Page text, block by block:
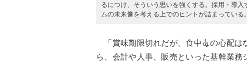
るにつけ、そういう思いを強くする。採用・導
ムの未来像を考える上でのヒントが詰まっている。
「賞味期限切れだが、食中毒の心配は
ら、会計や人事、販売といった基幹業